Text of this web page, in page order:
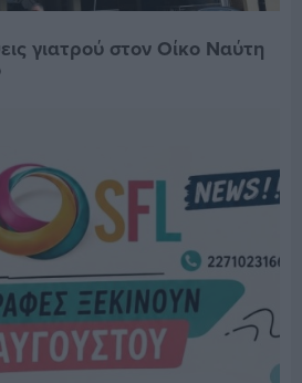
γιατρού στον Οίκο Ναύτη